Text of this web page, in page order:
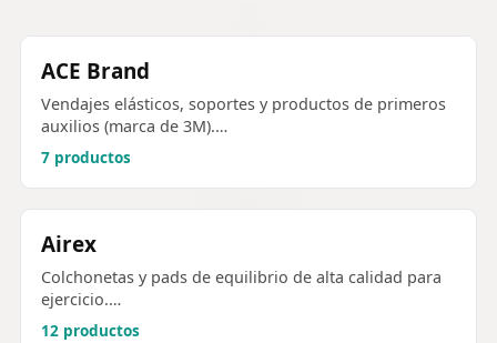
ACE Brand
Vendajes elásticos, soportes y productos de primeros
auxilios (marca de 3M).…
7 productos
Airex
Colchonetas y pads de equilibrio de alta calidad para
ejercicio.…
12 productos